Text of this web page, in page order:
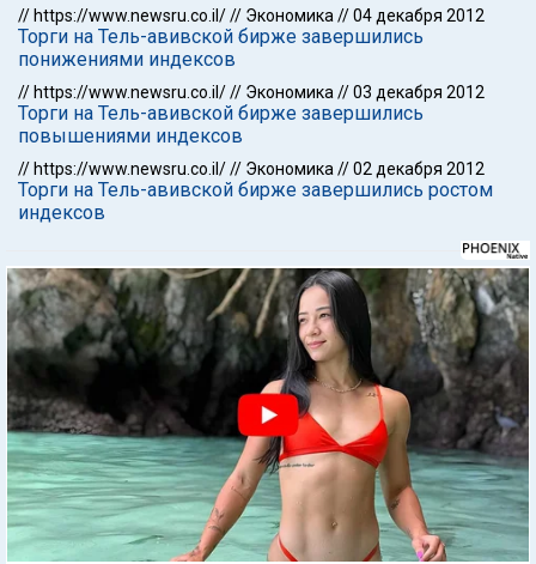
// https://www.newsru.co.il/// Экономика //04 декабря 2012
Торги на Тель-авивской бирже завершились
понижениями индексов
// https://www.newsru.co.il/// Экономика //03 декабря 2012
Торги на Тель-авивской бирже завершились
повышениями индексов
// https://www.newsru.co.il/// Экономика //02 декабря 2012
Торги на Тель-авивской бирже завершились ростом
индексов